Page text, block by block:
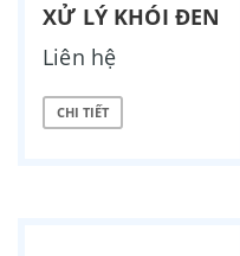
XỬ LÝ KHÓI ĐEN
Liên hệ
CHI TIẾT